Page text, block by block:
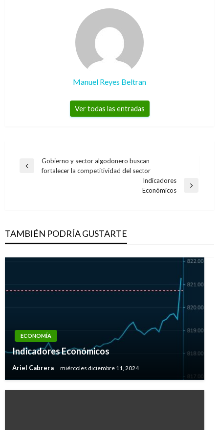
Manuel Reyes Beltran
Ver todas las entradas
Navegación
Entrada
Gobierno y sector algodonero buscan
fortalecer la competitividad del sector
Indicadores
Económicos
TAMBIÉN PODRÍA GUSTARTE
ECONOMÍA
Indicadores Económicos
Ariel Cabrera miércoles diciembre 11, 2024